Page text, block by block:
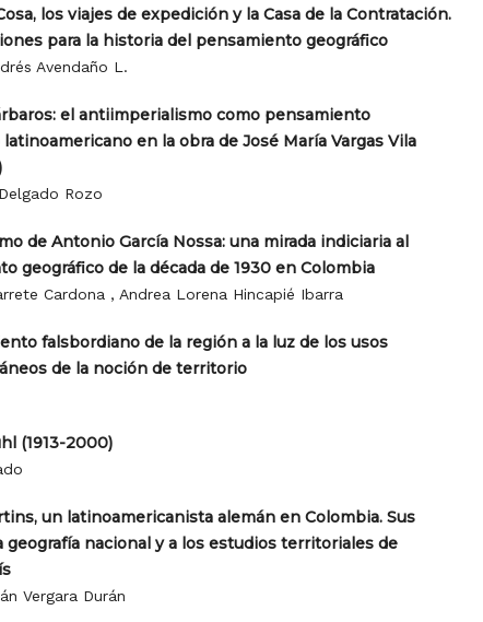
los viajes de expedición y la Casa de la Contratación.
para la historia del pensamiento geográfico
Avendaño L.
el antiimperialismo como pensamiento
en la obra de José María Vargas Vila
Rozo
de Antonio García Nossa: una mirada indiciaria al
geográfico de la década de 1930 en Colombia
Cardona , Andrea Lorena Hincapié Ibarra
falsbordiano de la región a la luz de los usos
de la noción de territorio
(1913-2000)
un latinoamericanista alemán en Colombia. Sus
geografía nacional y a los estudios territoriales de
Vergara Durán